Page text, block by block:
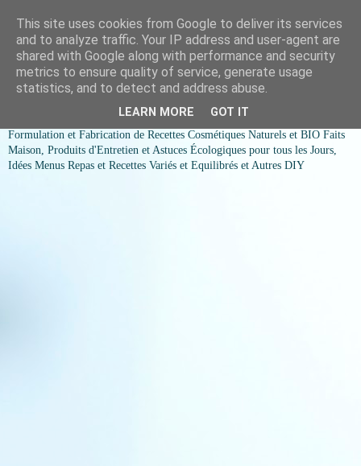
COSMESSENCE BIO Recettes
cosmetiques naturels et Bio et
idées menus variés et équilibrés
Formulation et Fabrication de Recettes Cosmétiques Naturels et BIO Faits
Maison, Produits d'Entretien et Astuces Écologiques pour tous les Jours,
Idées Menus Repas et Recettes Variés et Equilibrés et Autres DIY
This site uses cookies from Google to deliver its services
and to analyze traffic. Your IP address and user-agent are
shared with Google along with performance and security
metrics to ensure quality of service, generate usage
statistics, and to detect and address abuse.
LEARN MORE GOT IT